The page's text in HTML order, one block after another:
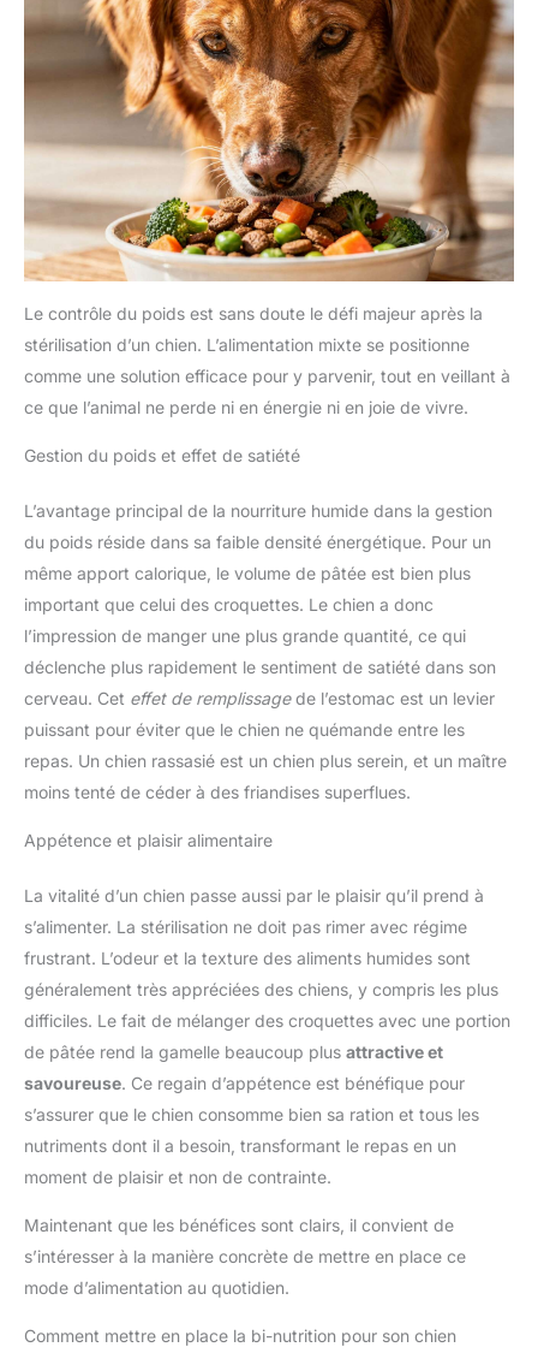
Le contrôle du poids est sans doute le défi majeur après la
stérilisation d’un chien. L’alimentation mixte se positionne
comme une solution efficace pour y parvenir, tout en veillant à
ce que l’animal ne perde ni en énergie ni en joie de vivre.
Gestion du poids et effet de satiété
L’avantage principal de la nourriture humide dans la gestion
du poids réside dans sa faible densité énergétique. Pour un
même apport calorique, le volume de pâtée est bien plus
important que celui des croquettes. Le chien a donc
l’impression de manger une plus grande quantité, ce qui
déclenche plus rapidement le sentiment de satiété dans son
cerveau. Cet effet de remplissagede l’estomac est un levier
puissant pour éviter que le chien ne quémande entre les
repas. Un chien rassasié est un chien plus serein, et un maître
moins tenté de céder à des friandises superflues.
Appétence et plaisir alimentaire
La vitalité d’un chien passe aussi par le plaisir qu’il prend à
s’alimenter. La stérilisation ne doit pas rimer avec régime
frustrant. L’odeur et la texture des aliments humides sont
généralement très appréciées des chiens, y compris les plus
difficiles. Le fait de mélanger des croquettes avec une portion
de pâtée rend la gamelle beaucoup plus attractive et
savoureuse. Ce regain d’appétence est bénéfique pour
s’assurer que le chien consomme bien sa ration et tous les
nutriments dont il a besoin, transformant le repas en un
moment de plaisir et non de contrainte.
Maintenant que les bénéfices sont clairs, il convient de
s’intéresser à la manière concrète de mettre en place ce
mode d’alimentation au quotidien.
Comment mettre en place la bi-nutrition pour son chien